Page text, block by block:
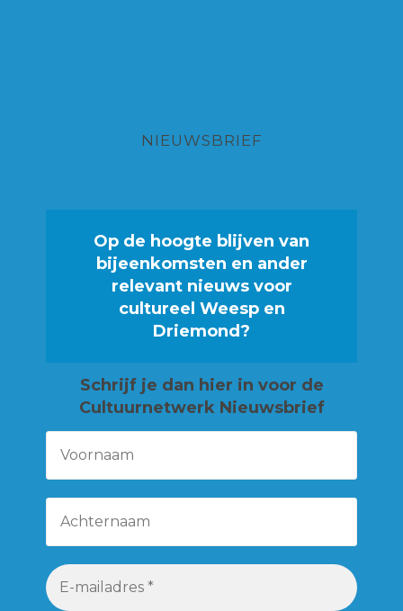
NIEUWSBRIEF
Op de hoogte blijven van
bijeenkomsten en ander
relevant nieuws voor
cultureel Weesp en
Driemond?
Schrijf je dan hier in voor de
Cultuurnetwerk Nieuwsbrief